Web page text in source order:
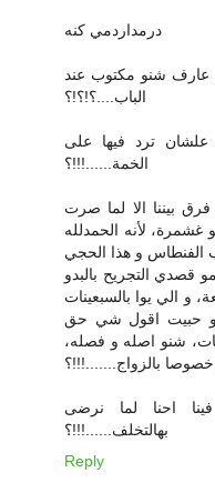
درمداردمي كنه
شنو مكتوب عند
الباب....؟!؟!؟
ترد فيها على
الخمة......!!!؟
بيننا الا لما صرت
غشمرة، لأنه الحمدلله
الفنطاس و هذا الحجي
التجريح بالبدو
و الي يوا بالسبعينات
و حبيت اقول شي حق
شنو اصله و فصله،
بالزواج.......!!!؟
احنا لما نرضى
بهالتخلف......!!!؟
Reply